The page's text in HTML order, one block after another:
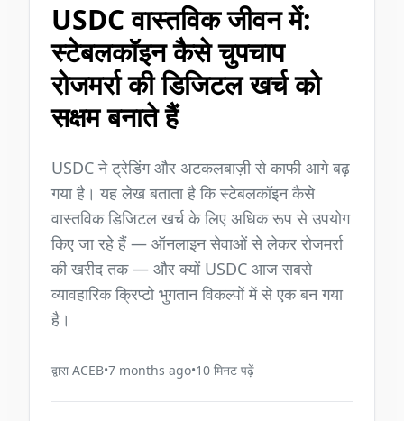
USDC वास्तविक जीवन में:
स्टेबलकॉइन कैसे चुपचाप
रोजमर्रा की डिजिटल खर्च को
सक्षम बनाते हैं
USDC ने ट्रेडिंग और अटकलबाज़ी से काफी आगे बढ़
गया है। यह लेख बताता है कि स्टेबलकॉइन कैसे
वास्तविक डिजिटल खर्च के लिए अधिक रूप से उपयोग
किए जा रहे हैं — ऑनलाइन सेवाओं से लेकर रोजमर्रा
की खरीद तक — और क्यों USDC आज सबसे
व्यावहारिक क्रिप्टो भुगतान विकल्पों में से एक बन गया
है।
द्वारा ACEB•7 months ago•10 मिनट पढ़ें